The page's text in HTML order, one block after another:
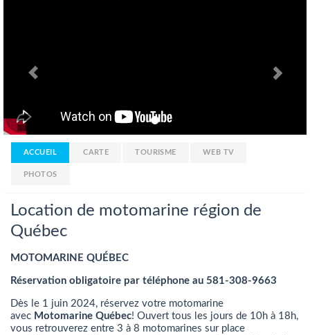
ACCUEIL CARTE TOURISME WEB TV
PHOTOS
Location de motomarine région de
Québec
MOTOMARINE QUÉBEC
Réservation obligatoire par téléphone au 581-308-9663
Dès le 1 juin 2024, réservez votre motomarine
avec Motomarine Québec! Ouvert tous les jours de 10h à 18h,
vous retrouverez entre 3 à 8 motomarines sur place